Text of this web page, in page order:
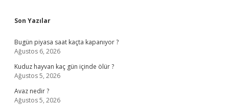
Sidebar
Son Yazılar
Bugün piyasa saat kaçta kapanıyor ?
Ağustos 6, 2026
Kuduz hayvan kaç gün içinde ölür ?
Ağustos 5, 2026
Avaz nedir ?
Ağustos 5, 2026